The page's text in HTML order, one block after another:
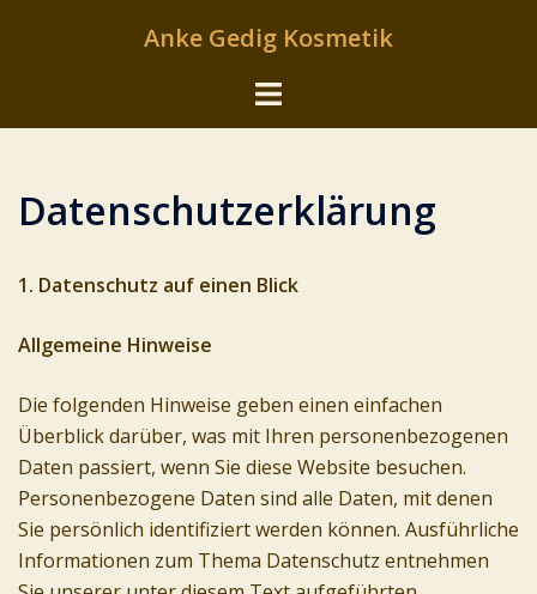
Anke Gedig Kosmetik
Menü
Datenschutzerklärung
1. Datenschutz auf einen Blick
Allgemeine Hinweise
Die folgenden Hinweise geben einen einfachen
Überblick darüber, was mit Ihren personenbezogenen
Daten passiert, wenn Sie diese Website besuchen.
Personenbezogene Daten sind alle Daten, mit denen
Sie persönlich identifiziert werden können. Ausführliche
Informationen zum Thema Datenschutz entnehmen